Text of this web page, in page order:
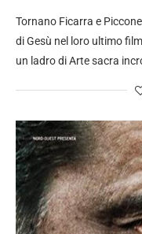
Tornano Ficarra e
di Gesù nel loro ultimo
un ladro di Arte sacra